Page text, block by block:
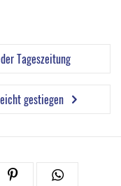
Tageszeitung
gestiegen